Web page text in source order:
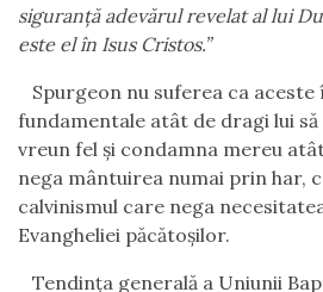
siguranţă adevărul revelat al lui
este el în Isus Cristos.”
Spurgeon nu suferea ca aceste
fundamentale atât de dragi lui
vreun fel şi condamna mereu
nega mântuirea numai prin har,
calvinismul care nega
Evangheliei păcătoşilor.
Tendinţa generală a Uniunii